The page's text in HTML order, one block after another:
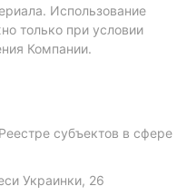
Использование
только при условии
Компании.
субъектов в сфере
Украинки, 26